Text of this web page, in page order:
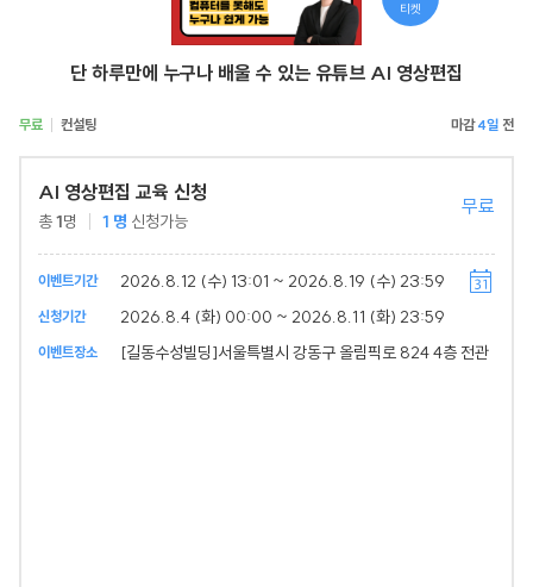
단 하루만에 누구나 배울 수 있는 유튜브 AI 영상편집
무료 컨설팅 4일
AI 영상편집 교육 신청
총1명 1 명 신청가능
무료
이벤트기간 2026.8.12 (수) 13:01 ~ 2026.8.19 (수) 23:59
신청기간 2026.8.4 (화) 00:00 ~ 2026.8.11 (화) 23:59
이벤트장소 [길동수성빌딩]서울특별시 강동구 올림픽로 824 4층 전관
티켓